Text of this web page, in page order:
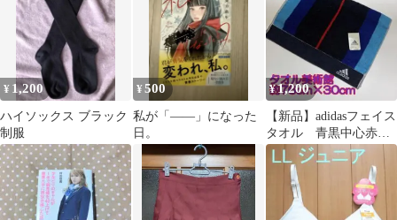
¥ 1,200
ハイソックス ブラック
制服
¥500
私が「――」になった
日。
¥1,200
【新品】adidasフェイス
タオル 青黒中心赤線
端ロゴ小